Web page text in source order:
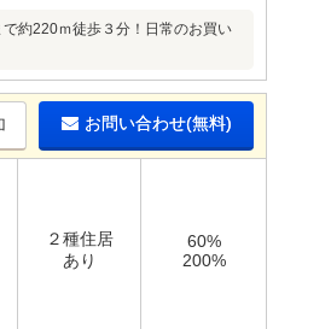
約220ｍ徒歩３分！日常のお買い
お問い合わせ(無料)
２種住居
あり
60%
200%